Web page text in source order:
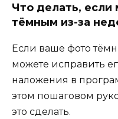
Что делать, если
тёмным из-за
Если ваше фото
можете исправить
наложения в
этом пошаговом
это сделать.